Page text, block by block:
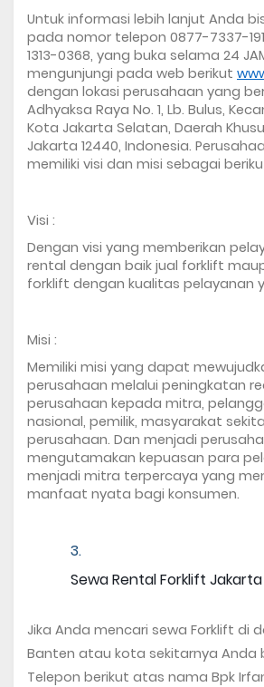
Untuk informasi lebih lanjut Anda
pada nomor telepon 0877-7337-
1313-0368, yang buka selama 24
mengunjungi pada web berikut
dengan lokasi perusahaan yang
Adhyaksa Raya No. 1, Lb. Bulus,
Kota Jakarta Selatan, Daerah
Jakarta 12440, Indonesia.
memiliki visi dan misi sebagai
Visi :
Dengan visi yang memberikan
rental dengan baik jual forklift
forklift dengan kualitas pelayanan
Misi :
Memiliki misi yang dapat
perusahaan melalui peningkatan
perusahaan kepada mitra,
nasional, pemilik, masyarakat
perusahaan. Dan menjadi
mengutamakan kepuasan para
menjadi mitra terpercaya yang
manfaat nyata bagi konsumen.
Sewa Rental Forklift
Jika Anda mencari sewa Forklift di
Banten atau kota sekitarnya Anda
Telepon berikut atas nama Bpk